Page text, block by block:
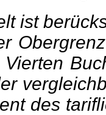
ist
des